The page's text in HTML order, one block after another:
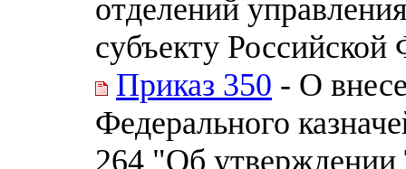
отделений
субъекту Российской
Приказ 350 - О
Федерального
264 "Об утверждении